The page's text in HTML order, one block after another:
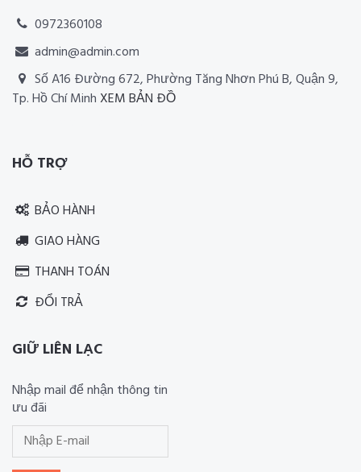
0972360108
admin@admin.com
Số A16 Đường 672, Phường Tăng Nhơn Phú B, Quận 9,
Tp. Hồ Chí Minh XEM BẢN ĐỒ
HỖ TRỢ
BẢO HÀNH
GIAO HÀNG
THANH TOÁN
ĐỔI TRẢ
GIỮ LIÊN LẠC
Nhập mail để nhận thông tin
ưu đãi